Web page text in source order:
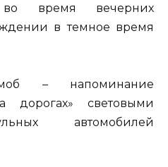
во время вечерних
в темное время
– напоминание
световыми
автомобилей